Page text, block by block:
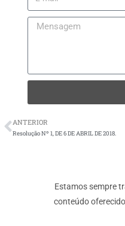
ANTERIOR
Resolução Nº 1, DE 6 DE ABRIL DE 2018.
Estamos sempre
conteúdo